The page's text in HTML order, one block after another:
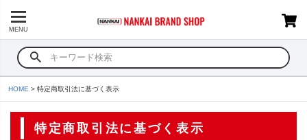
MENU
HOME 特定商取引法に基づく表示
特定商取引法に基づく表示